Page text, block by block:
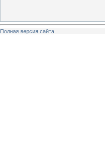
Полная версия сайта